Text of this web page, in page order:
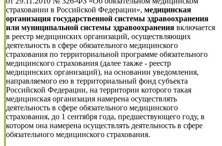
страховании в Российской Федерации», медицинская
организация государственной системы здравоохранения
или муниципальной системы здравоохранения включается
в реестр медицинских организаций, осуществляющих
деятельность в сфере обязательного медицинского
страхования по территориальной программе обязательного
медицинского страхования (далее также - реестр
медицинских организаций), на основании уведомления,
направляемого ею в территориальный фонд субъекта
Российской Федерации, на территории которого такая
медицинская организация намерена осуществлять
деятельность в сфере обязательного медицинского
страхования, до 1 сентября года, предшествующего году, в
котором она намерена осуществлять деятельность в сфере
обязательного медицинского страхования.